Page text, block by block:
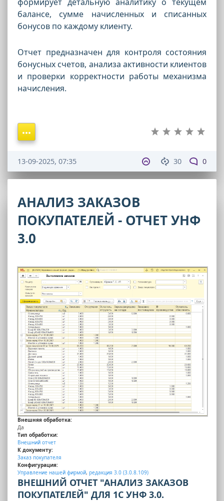
формирует детальную аналитику о текущем
балансе, сумме начисленных и списанных
бонусов по каждому клиенту.
Отчет предназначен для контроля состояния
бонусных счетов, анализа активности клиентов
и проверки корректности работы механизма
начисления.
30 0
13-09-2025, 07:35
АНАЛИЗ ЗАКАЗОВ
ПОКУПАТЕЛЕЙ - ОТЧЕТ УНФ
3.0
Внешняя обработка:
Да
Тип обработки:
Внешний отчет
К документу:
Заказ покупателя
Конфигурация:
Управление нашей фирмой, редакция 3.0 (3.0.8.109)
ВНЕШНИЙ ОТЧЕТ "АНАЛИЗ ЗАКАЗОВ
ПОКУПАТЕЛЕЙ" ДЛЯ 1С УНФ 3.0.